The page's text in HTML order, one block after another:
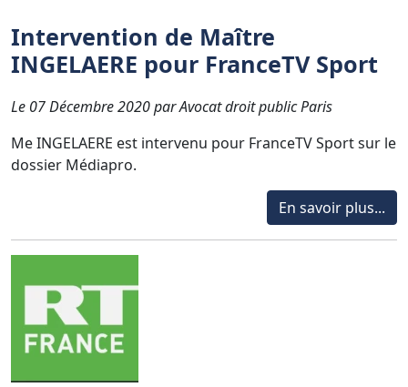
Intervention de Maître
INGELAERE pour FranceTV Sport
Le 07 Décembre 2020 par Avocat droit public Paris
Me INGELAERE est intervenu pour FranceTV Sport sur le
dossier Médiapro.
En savoir plus...